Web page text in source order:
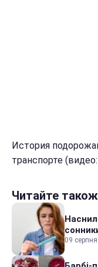
История
транспорте
Читайте також
09